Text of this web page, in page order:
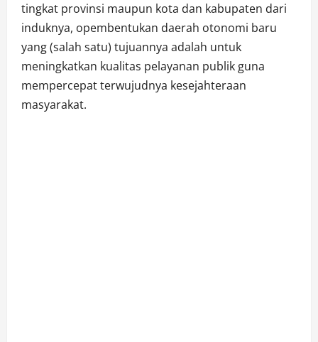
tingkat provinsi maupun kota dan kabupaten dari
induknya, opembentukan daerah otonomi baru
yang (salah satu) tujuannya adalah untuk
meningkatkan kualitas pelayanan publik guna
mempercepat terwujudnya kesejahteraan
masyarakat.